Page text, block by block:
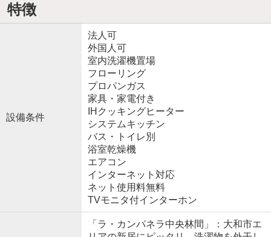
特徴
設備条件
法人可
外国人可
室内洗濯機置場
フローリング
プロパンガス
家具・家電付き
IHクッキングヒーター
システムキッチン
バス・トイレ別
浴室乾燥機
エアコン
インターネット対応
ネット使用料無料
TVモニタ付インターホン
「ラ・カンパネラ中央林間」：大和市エ